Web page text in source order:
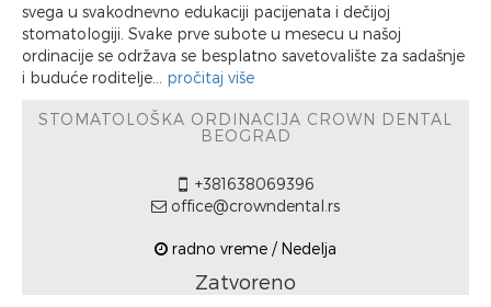
svega u svakodnevno edukaciji pacijenata i dečijoj
stomatologiji. Svake prve subote u mesecu u našoj
ordinacije se održava se besplatno savetovalište za sadašnje
i buduće roditelje... pročitaj više
STOMATOLOŠKA ORDINACIJA CROWN DENTAL
BEOGRAD
+381638069396
office@crowndental.rs
radno vreme / Nedelja
Zatvoreno